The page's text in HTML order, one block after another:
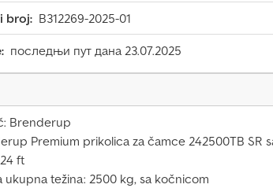
broj: B312269-2025-01
последњи пут дана 23.07.2025
Brenderup
Premium prikolica za čamce 242500TB SR
ft
ukupna težina: 2500 kg, sa kočnicom